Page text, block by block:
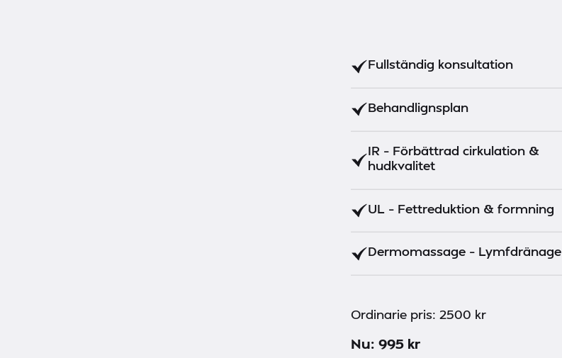
Fullständig konsultation
Behandlignsplan
IR – Förbättrad cirkulation &
hudkvalitet
UL – Fettreduktion & formning
Dermomassage – Lymfdränage
Ordinarie pris: 2500 kr
Nu: 995 kr